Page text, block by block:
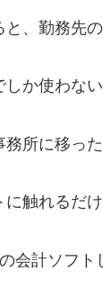
、勤務先
か使わな
所に移っ
触れるだけ
会計ソフト